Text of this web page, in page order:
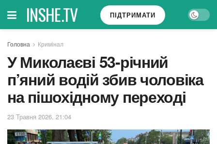
INSHE.TV ПІДТРИМАТИ
Головна Кримінал
У Миколаєві 53-річний
п’яний водій збив чоловіка
на пішохідному переході
23 Травня 2026, 21:04